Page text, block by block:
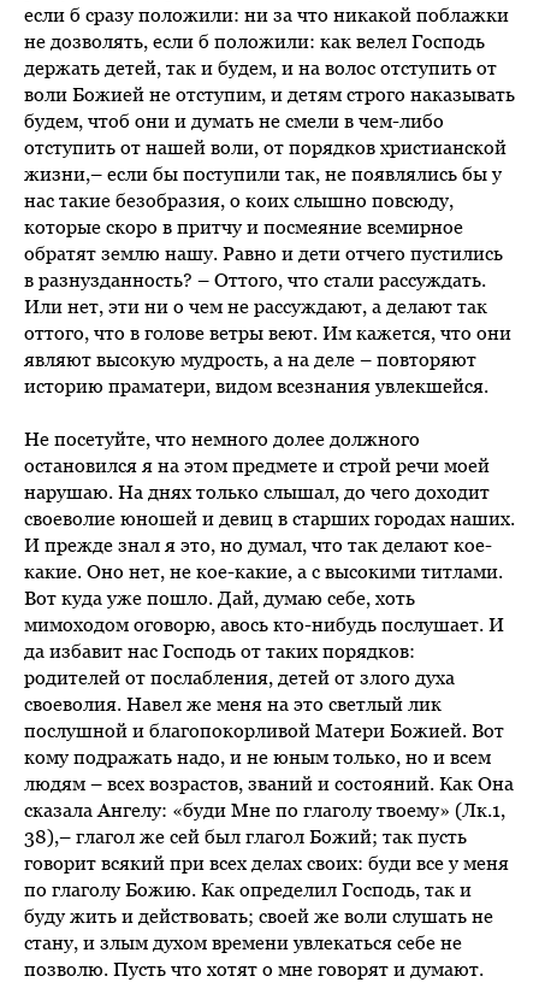
если б сразу положили: ни за что никакой поблажки
не дозволять, если б положили: как велел Господь
держать детей, так и будем, и на волос отступить от
воли Божией не отступим, и детям строго наказывать
будем, чтоб они и думать не смели в чем-либо
отступить от нашей воли, от порядков христианской
жизни,– если бы поступили так, не появлялись бы у
нас такие безобразия, о коих слышно повсюду,
которые скоро в притчу и посмеяние всемирное
обратят землю нашу. Равно и дети отчего пустились
в разнузданность? – Оттого, что стали рассуждать.
Или нет, эти ни о чем не рассуждают, а делают так
оттого, что в голове ветры веют. Им кажется, что они
являют высокую мудрость, а на деле – повторяют
историю праматери, видом всезнания увлекшейся.
Не посетуйте, что немного долее должного
остановился я на этом предмете и строй речи моей
нарушаю. На днях только слышал, до чего доходит
своеволие юношей и девиц в старших городах наших.
И прежде знал я это, но думал, что так делают кое-
какие. Оно нет, не кое-какие, а с высокими титлами.
Вот куда уже пошло. Дай, думаю себе, хоть
мимоходом оговорю, авось кто-нибудь послушает. И
да избавит нас Господь от таких порядков:
родителей от послабления, детей от злого духа
своеволия. Навел же меня на это светлый лик
послушной и благопокорливой Матери Божией. Вот
кому подражать надо, и не юным только, но и всем
людям – всех возрастов, званий и состояний. Как Она
сказала Ангелу: «буди Мне по глаголу твоему» (Лк.1,
38),– глагол же сей был глагол Божий; так пусть
говорит всякий при всех делах своих: буди все у меня
по глаголу Божию. Как определил Господь, так и
буду жить и действовать; своей же воли слушать не
стану, и злым духом времени увлекаться себе не
позволю. Пусть что хотят о мне говорят и думают.